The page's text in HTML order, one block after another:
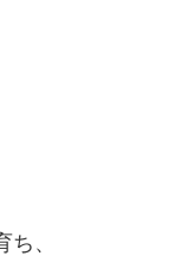
、